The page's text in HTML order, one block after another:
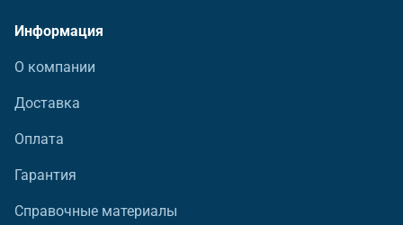
Информация
О компании
Доставка
Оплата
Гарантия
Справочные материалы